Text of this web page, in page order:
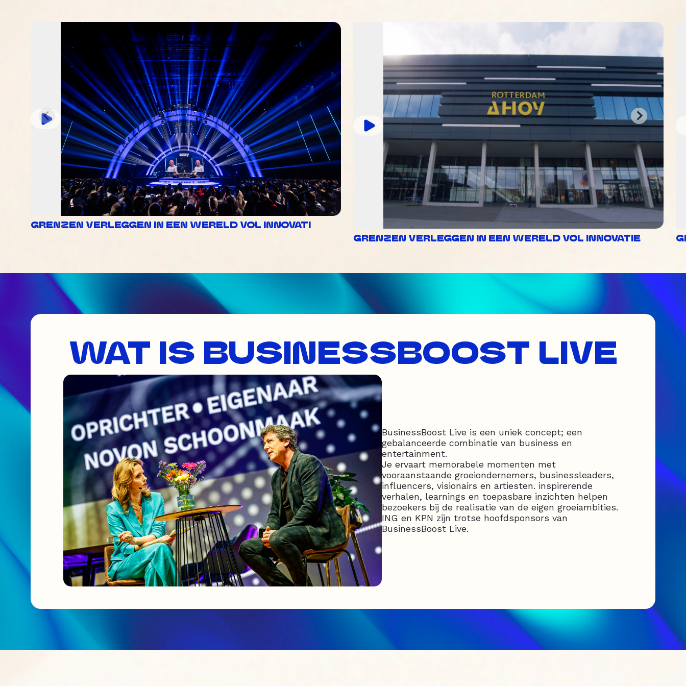
GRENZEN VERLEGGEN IN EEN WERELD VOL INNOVATI
GRENZEN VERLEGGEN IN EEN WERELD VOL INNOVATIE
WAT IS BUSINESSBOOST LIVE
BusinessBoost Live is een uniek concept; een
gebalanceerde combinatie van business en
entertainment.
Je ervaart memorabele momenten met
vooraanstaande groeiondernemers, businessleaders,
influencers, visionairs en artiesten. inspirerende
verhalen, learnings en toepasbare inzichten helpen
bezoekers bij de realisatie van de eigen groeiambities.
ING en KPN zijn trotse hoofdsponsors van
BusinessBoost Live.